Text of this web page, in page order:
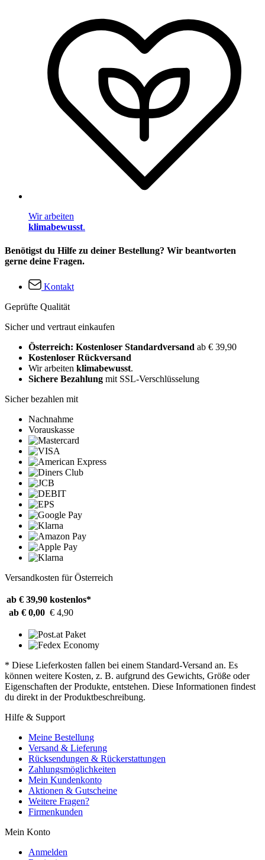
Wir arbeiten
klimabewusst.
Benötigst du Hilfe zu deiner Bestellung? Wir beantworten
gerne deine Fragen.
Kontakt
Geprüfte Qualität
Sicher und vertraut einkaufen
Österreich: Kostenloser Standardversand ab € 39,90
Kostenloser Rückversand
Wir arbeiten klimabewusst.
Sichere Bezahlung mit SSL-Verschlüsselung
Sicher bezahlen mit
Nachnahme
Vorauskasse
Versandkosten für Österreich
ab € 39,90 kostenlos*
ab € 0,00 € 4,90
* Diese Lieferkosten fallen bei einem Standard-Versand an. Es
können weitere Kosten, z. B. aufgrund des Gewichts, Größe oder
Eigenschaften der Produkte, entstehen. Diese Informationen findest
du direkt in der Produktbeschreibung.
Hilfe & Support
Meine Bestellung
Versand & Lieferung
Rücksendungen & Rückerstattungen
Zahlungsmöglichkeiten
Mein Kundenkonto
Aktionen & Gutscheine
Weitere Fragen?
Firmenkunden
Mein Konto
Anmelden